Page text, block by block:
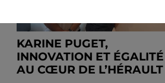
KARINE PUGET,
INNOVATION ET ÉGALITÉ
AU CŒUR DE L’HÉRAULT